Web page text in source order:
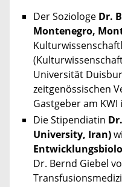
Der Soziologe Dr.
Montenegro,
Universität
zeitgenössischen
Gastgeber am
Die Stipendiatin
University, Iran)
Dr. Bernd Giebel